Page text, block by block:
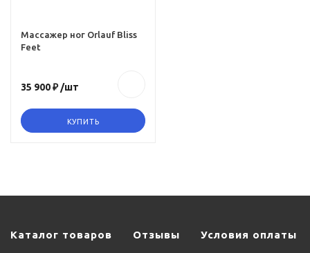
Массажер ног Orlauf Bliss
Feet
35 900 ₽/шт
КУПИТЬ
Каталог товаров Отзывы Условия оплаты